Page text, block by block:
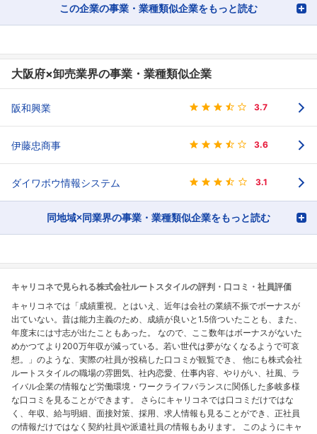
この企業の事業・業種類似企業をもっと読む
大阪府×卸売業界の事業・業種類似企業
阪和興業 3.7
伊藤忠商事 3.6
ダイワボウ情報システム 3.1
同地域×同業界の事業・業種類似企業をもっと読む
キャリコネで見られる株式会社ルートスタイルの評判・口コミ・社員評価
キャリコネでは「成績重視。とはいえ、近年は会社の業績不振でボーナスが
出ていない。昔は能力主義のため、成績が良いと1.5倍ついたことも、また、
年度末には寸志が出たこともあった。 なので、ここ数年はボーナスがないた
めかつてより200万年収が減っている。若い世代は夢がなくなるようで可哀
想。」のような、実際の社員が投稿した口コミが観覧でき、 他にも株式会社
ルートスタイルの職場の雰囲気、社内恋愛、仕事内容、やりがい、社風、ラ
イバル企業の情報など労働環境・ワークライフバランスに関係した多岐多様
な口コミを見ることができます。 さらにキャリコネでは口コミだけではな
く、年収、給与明細、面接対策、採用、求人情報も見ることができ、正社員
の情報だけではなく契約社員や派遣社員の情報もあります。 このようにキャ